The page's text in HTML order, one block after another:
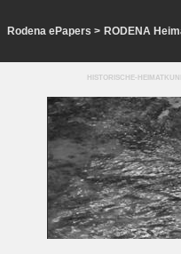
Rodena ePapers > RODENA
HISTORISCHE-